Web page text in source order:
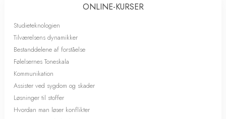
ONLINE-KURSER
Studieteknologien
Tilværelsens dynamikker
Bestanddelene af forståelse
Følelsernes Toneskala
Kommunikation
Assister ved sygdom og skader
Løsninger til stoffer
Hvordan man løser konflikter